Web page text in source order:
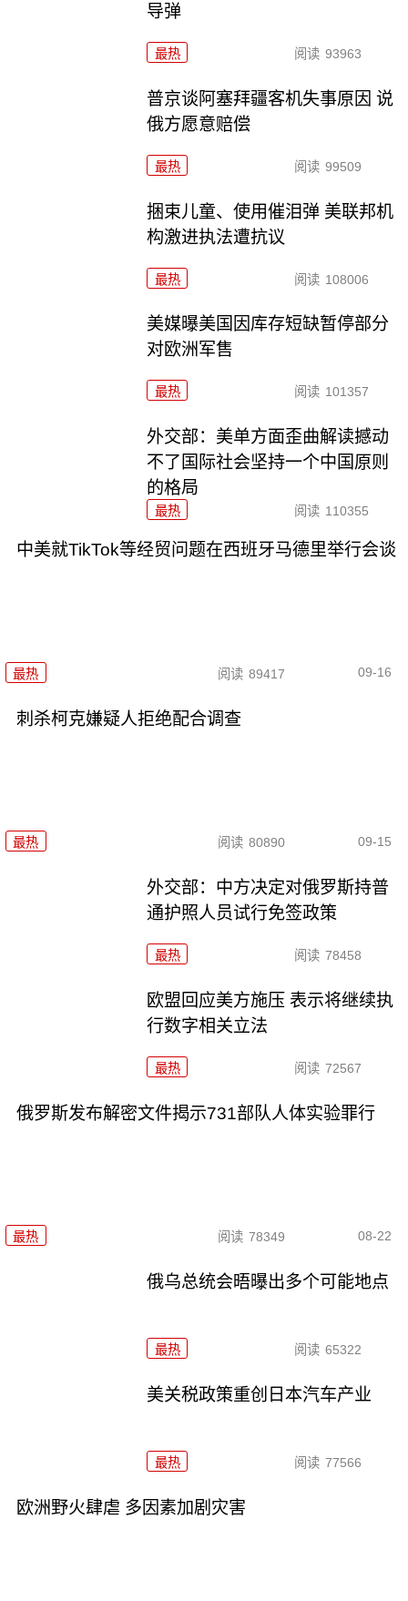
导弹
最热 阅读 93963
普京谈阿塞拜疆客机失事原因 说
俄方愿意赔偿
最热 阅读 99509
捆束儿童、使用催泪弹 美联邦机
构激进执法遭抗议
最热 阅读 108006
美媒曝美国因库存短缺暂停部分
对欧洲军售
最热 阅读 101357
外交部：美单方面歪曲解读撼动
不了国际社会坚持一个中国原则
的格局
最热 阅读 110355
中美就TikTok等经贸问题在西班牙马德里举行会谈
最热 阅读 89417 09-16
刺杀柯克嫌疑人拒绝配合调查
最热 阅读 80890 09-15
外交部：中方决定对俄罗斯持普
通护照人员试行免签政策
最热 阅读 78458
欧盟回应美方施压 表示将继续执
行数字相关立法
最热 阅读 72567
俄罗斯发布解密文件揭示731部队人体实验罪行
最热 阅读 78349 08-22
俄乌总统会晤曝出多个可能地点
最热 阅读 65322
美关税政策重创日本汽车产业
最热 阅读 77566
欧洲野火肆虐 多因素加剧灾害